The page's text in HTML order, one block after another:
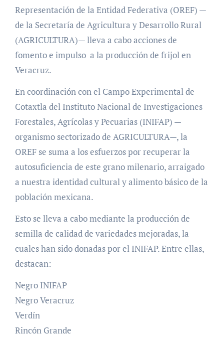
Representación de la Entidad Federativa (OREF) —
de la Secretaría de Agricultura y Desarrollo Rural
(AGRICULTURA)— lleva a cabo acciones de
fomento e impulso a la producción de frijol en
Veracruz.
En coordinación con el Campo Experimental de
Cotaxtla del Instituto Nacional de Investigaciones
Forestales, Agrícolas y Pecuarias (INIFAP) —
organismo sectorizado de AGRICULTURA—, la
OREF se suma a los esfuerzos por recuperar la
autosuficiencia de este grano milenario, arraigado
a nuestra identidad cultural y alimento básico de la
población mexicana.
Esto se lleva a cabo mediante la producción de
semilla de calidad de variedades mejoradas, la
cuales han sido donadas por el INIFAP. Entre ellas,
destacan:
Negro INIFAP
Negro Veracruz
Verdín
Rincón Grande